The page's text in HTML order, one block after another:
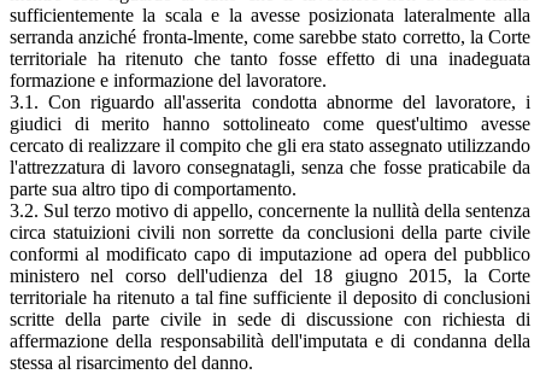
sufficientemente la scala e la avesse posizionata lateralmente alla
serranda anziché fronta-lmente, come sarebbe stato corretto, la Corte
territoriale ha ritenuto che tanto fosse effetto di una inadeguata
formazione e informazione del lavoratore.
3.1. Con riguardo all'asserita condotta abnorme del lavoratore, i
giudici di merito hanno sottolineato come quest'ultimo avesse
cercato di realizzare il compito che gli era stato assegnato utilizzando
l'attrezzatura di lavoro consegnatagli, senza che fosse praticabile da
parte sua altro tipo di comportamento.
3.2. Sul terzo motivo di appello, concernente la nullità della sentenza
circa statuizioni civili non sorrette da conclusioni della parte civile
conformi al modificato capo di imputazione ad opera del pubblico
ministero nel corso dell'udienza del 18 giugno 2015, la Corte
territoriale ha ritenuto a tal fine sufficiente il deposito di conclusioni
scritte della parte civile in sede di discussione con richiesta di
affermazione della responsabilità dell'imputata e di condanna della
stessa al risarcimento del danno.